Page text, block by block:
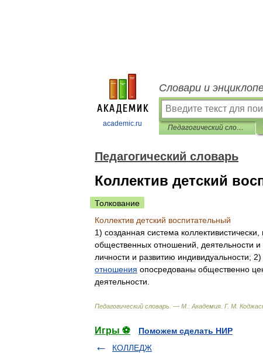
academic.ru
Словари и
Педагогический словарь
Педагогический словарь
Коллектив детский
Толкование
Коллектив детский воспитательный
1) созданная система коллективистически
общественных отношений деятельности и
личности и развитию индивидуальности; 2)
отношения опосредованы общественно
деятельности
Педагогический словарь . — М : Академия Г. М
Игры ⚽
Поможем сделать НИР
КОЛЛЕДЖ